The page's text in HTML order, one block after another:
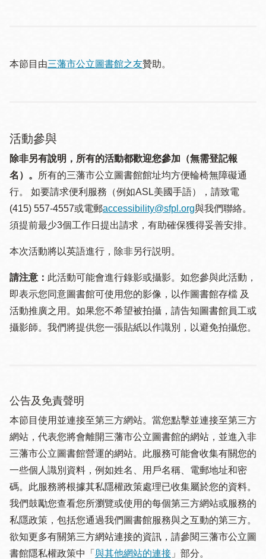
本節目由三藩市公立圖書館之友贊助。
活動參與
除非另有說明，所有的活動都歡迎您參加（無需登記報
名）。
所有的三藩市公立圖書館館址均方便輪椅無障礙通
行。 如要請求便利服務（例如ASL美國手語），請致電
(415) 557-4557或電郵accessibility@sfpl.org與我們聯絡。
須提 前最少3個工作日提出請求，有助確保獲得妥善安排。
本次活動將以英語進行，除非另行説明。
請注意： 此活動可能會進行錄影或攝影。如您參與此活動，
即表示您同意圖書館可使用您的影像，以作圖書館存檔 及
活動推廣之用。如果您不希望被拍攝，請告知圖書館員工或
攝影師。我們將提供您一張貼紙以作識別，以避免拍攝您。
公告及免責聲明
本節目使用並連接至第三方網站。當您點擊並連接至第三方
網站，代表您將會離開三藩市公立圖書館的網站，並進入非
三藩市公立圖書館營運的網站。此服務可能會收集有關您的
一些個人識別資料，例如姓名、用戶名稱、電郵地址和密
碼。此服務將根據其私隱權政策處理已收集屬於您的資料。
我們鼓勵您查看您所瀏覽或使用的每個第三方網站或服務的
私隱政策，包括您通過我們圖書館服務與之互動的第三方。
欲知更多有關第三方網站連接的資訊，請參閱三藩市公立圖
書館隱私權政策中「 與其他網站的連接 」部分。